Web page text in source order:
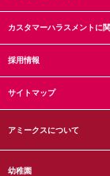
カスタマーハラスメントに
採用情報
サイトマップ
アミークスについて
幼稚園